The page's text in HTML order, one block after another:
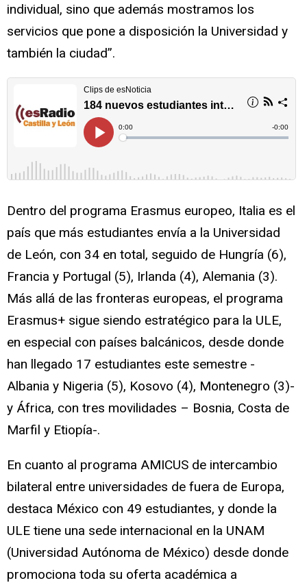
individual, sino que además mostramos los
servicios que pone a disposición la Universidad y
también la ciudad”.
Dentro del programa Erasmus europeo, Italia es el
país que más estudiantes envía a la Universidad
de León, con 34 en total, seguido de Hungría (6),
Francia y Portugal (5), Irlanda (4), Alemania (3).
Más allá de las fronteras europeas, el programa
Erasmus+ sigue siendo estratégico para la ULE,
en especial con países balcánicos, desde donde
han llegado 17 estudiantes este semestre -
Albania y Nigeria (5), Kosovo (4), Montenegro (3)-
y África, con tres movilidades – Bosnia, Costa de
Marfil y Etiopía-.
En cuanto al programa AMICUS de intercambio
bilateral entre universidades de fuera de Europa,
destaca México con 49 estudiantes, y donde la
ULE tiene una sede internacional en la UNAM
(Universidad Autónoma de México) desde donde
promociona toda su oferta académica a